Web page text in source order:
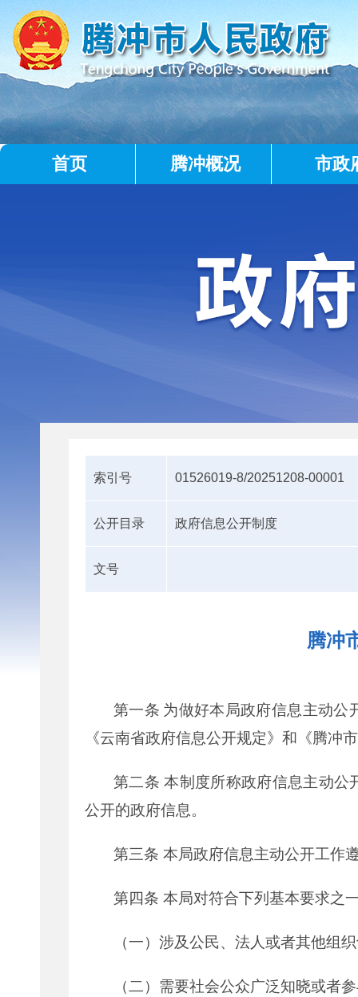
首页 腾冲概况 市政
索引号 01526019-8/20251208-00001
公开目录 政府信息公开制度
文号
腾冲
第一条 为做好本局政府信息主动公
《云南省政府信息公开规定》和《腾冲
第二条 本制度所称政府信息主动公
公开的政府信息。
第三条 本局政府信息主动公开工作
第四条 本局对符合下列基本要求之
（一）涉及公民、法人或者其他组
（二）需要社会公众广泛知晓或者